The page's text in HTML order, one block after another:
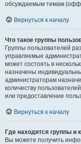
обсуждаемым темам
Вернуться к началу
Что такое группы
Группы пользователей
управляемые
может состоять в
назначены
администраторам
количеству
или предоставление
Вернуться к началу
Где находятся группы и
Вы можете получить